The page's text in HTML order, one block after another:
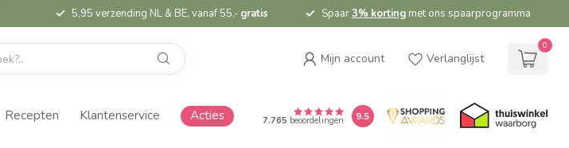
5,95 verzending NL & BE, vanaf 55,- gratis Spaar3% kortingmet ons spaarprogramma
Mijn account Verlanglijst
0
Recepten Klantenservice Acties 7.765 beoordelingen 9.5